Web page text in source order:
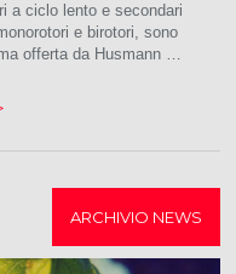
a ciclo lento e secondari
e birotori, sono
offerta da Husmann …
ARCHIVIO NEWS